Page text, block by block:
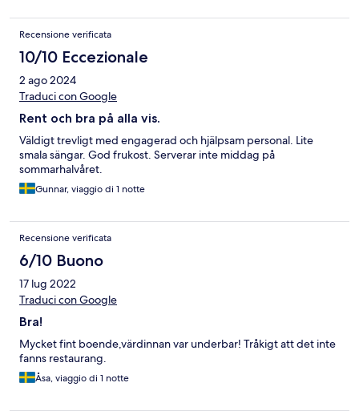
Recensione verificata
10/10 Eccezionale
2 ago 2024
Traduci con Google
Rent och bra på alla vis.
Väldigt trevligt med engagerad och hjälpsam personal. Lite
smala sängar. God frukost. Serverar inte middag på
sommarhalvåret.
Gunnar, viaggio di 1 notte
Recensione verificata
6/10 Buono
17 lug 2022
Traduci con Google
Bra!
Mycket fint boende,värdinnan var underbar! Tråkigt att det inte
fanns restaurang.
Åsa, viaggio di 1 notte